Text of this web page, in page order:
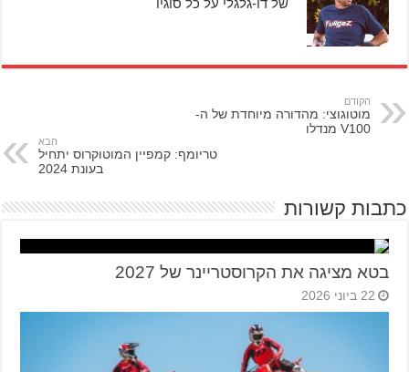
של דו-גלגלי על כל סוגיו
הקודם
מוטוגוצי: מהדורה מיוחדת של ה-
V100 מנדלו
הבא
טריומף: קמפיין המוטוקרוס יתחיל
בעונת 2024
כתבות קשורות
בטא מציגה את הקרוסטריינר של 2027
22 ביוני 2026